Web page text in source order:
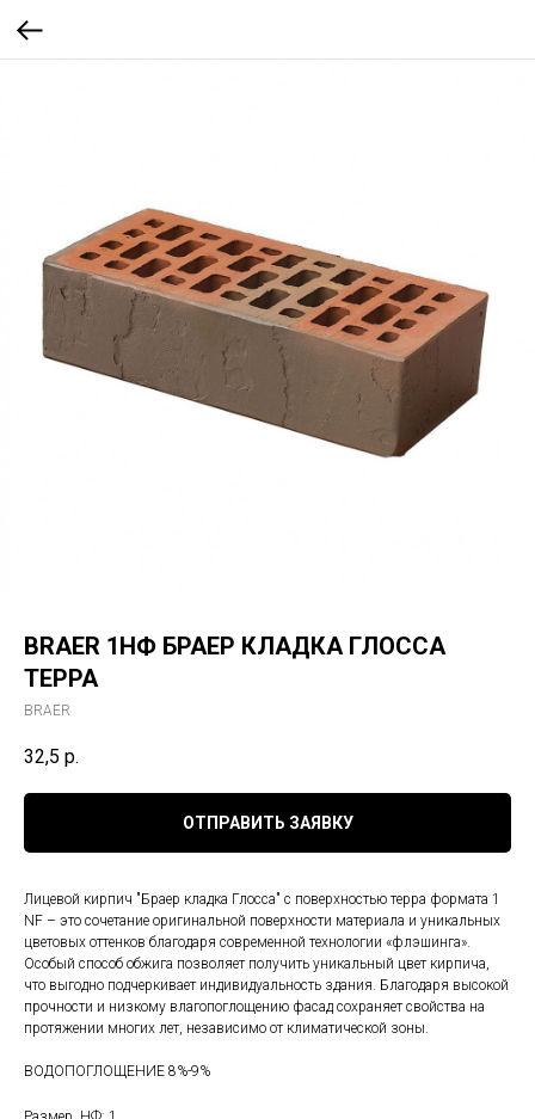
BRAER 1НФ БРАЕР КЛАДКА ГЛОССА
ТЕРРА
BRAER
32,5 р.
ОТПРАВИТЬ ЗАЯВКУ
Лицевой кирпич "Браер кладка Глосса" с поверхностью терра формата 1
NF – это сочетание оригинальной поверхности материала и уникальных
цветовых оттенков благодаря современной технологии «флэшинга».
Особый способ обжига позволяет получить уникальный цвет кирпича,
что выгодно подчеркивает индивидуальность здания. Благодаря высокой
прочности и низкому влагопоглощению фасад сохраняет свойства на
протяжении многих лет, независимо от климатической зоны.
ВОДОПОГЛОЩЕНИЕ 8%-9%